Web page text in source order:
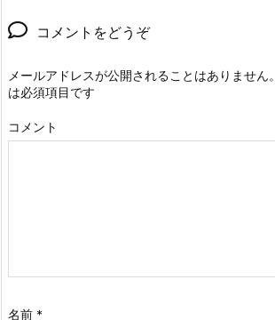
コメントをどうぞ
メールアドレスが公開されることはありません。
は必須項目です
コメント
名前 *